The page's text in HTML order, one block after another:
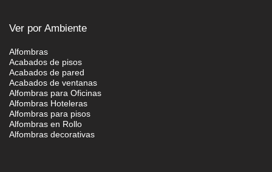
Ver por Ambiente
Alfombras
Acabados de pisos
Acabados de pared
Acabados de ventanas
Alfombras para Oficinas
Alfombras Hoteleras
Alfombras para pisos
Alfombras en Rollo
Alfombras decorativas